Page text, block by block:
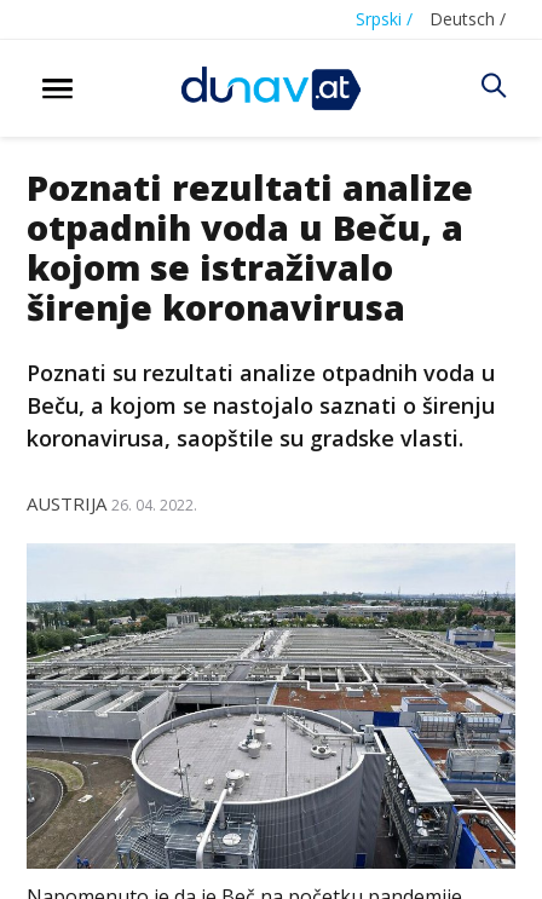
Srpski / Deutsch /
Poznati rezultati analize
otpadnih voda u Beču, a
kojom se istraživalo
širenje koronavirusa
Poznati su rezultati analize otpadnih voda u
Beču, a kojom se nastojalo saznati o širenju
koronavirusa, saopštile su gradske vlasti.
AUSTRIJA 26. 04. 2022.